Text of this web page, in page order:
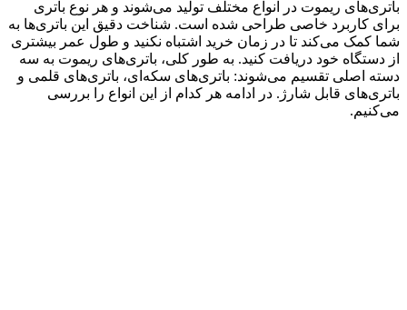
باتری‌های ریموت در انواع مختلف تولید می‌شوند و هر نوع باتری
برای کاربرد خاصی طراحی شده است. شناخت دقیق این باتری‌ها به
شما کمک می‌کند تا در زمان خرید اشتباه نکنید و طول عمر بیشتری
از دستگاه خود دریافت کنید. به طور کلی، باتری‌های ریموت به سه
دسته اصلی تقسیم می‌شوند: باتری‌های سکه‌ای، باتری‌های قلمی و
باتری‌های قابل شارژ. در ادامه هر کدام از این انواع را بررسی
می‌کنیم.